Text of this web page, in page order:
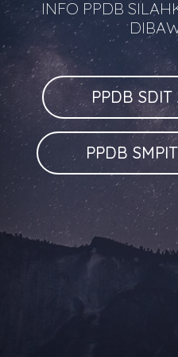
INFO PPDB
PPDB
PPDB